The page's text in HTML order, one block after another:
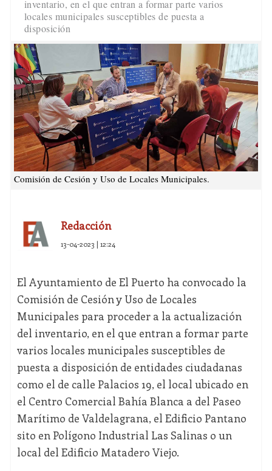
inventario, en el que entran a formar parte varios
locales municipales susceptibles de puesta a
disposición
Comisión de Cesión y Uso de Locales Municipales.
Redacción
13-04-2023 | 12:24
El Ayuntamiento de El Puerto ha convocado la
Comisión de Cesión y Uso de Locales
Municipales para proceder a la actualización
del inventario, en el que entran a formar parte
varios locales municipales susceptibles de
puesta a disposición de entidades ciudadanas
como el de calle Palacios 19, el local ubicado en
el Centro Comercial Bahía Blanca a del Paseo
Marítimo de Valdelagrana, el Edificio Pantano
sito en Polígono Industrial Las Salinas o un
local del Edificio Matadero Viejo.